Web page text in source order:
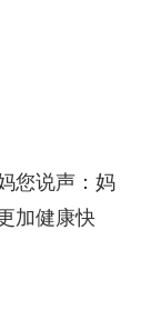
您说声：妈
加健康快